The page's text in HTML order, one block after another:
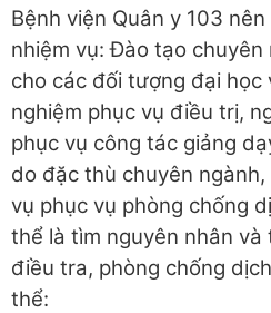
Bệnh viện Quân y 103
nhiệm vụ: Đào tạo chuyên
cho các đối tượng đại học
nghiệm phục vụ điều trị,
phục vụ công tác giảng
do đặc thù chuyên
vụ phục vụ phòng chống
thể là tìm nguyên nhân
điều tra, phòng chống
thể: